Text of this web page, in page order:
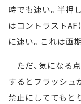
時でも速い。半押
はコントラストAF
に速い。これは画
ただ、気になる
するとフラッシュ
禁止にしててもと